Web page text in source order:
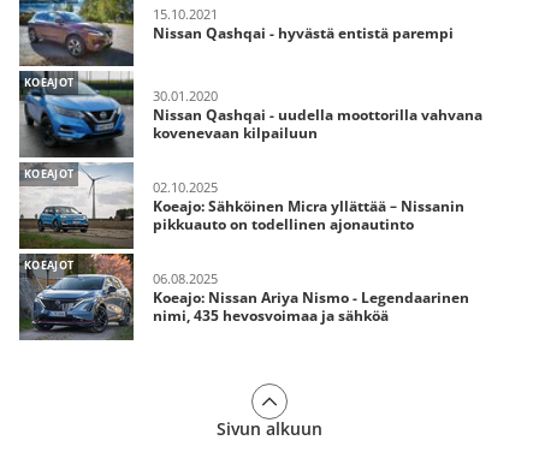
15.10.2021
Nissan Qashqai - hyvästä entistä parempi
KOEAJOT
30.01.2020
Nissan Qashqai - uudella moottorilla vahvana
kovenevaan kilpailuun
KOEAJOT
02.10.2025
Koeajo: Sähköinen Micra yllättää – Nissanin
pikkuauto on todellinen ajonautinto
KOEAJOT
06.08.2025
Koeajo: Nissan Ariya Nismo - Legendaarinen
nimi, 435 hevosvoimaa ja sähköä
Sivun alkuun